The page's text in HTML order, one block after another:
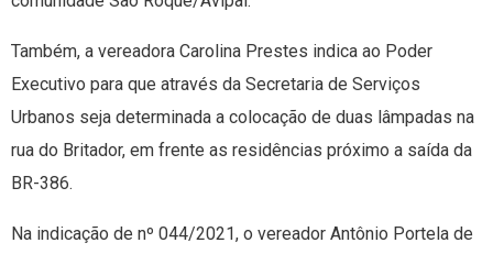
Também, a vereadora Carolina Prestes indica ao Poder
Executivo para que através da Secretaria de Serviços
Urbanos seja determinada a colocação de duas lâmpadas na
rua do Britador, em frente as residências próximo a saída da
BR-386.
Na indicação de nº 044/2021, o vereador Antônio Portela de